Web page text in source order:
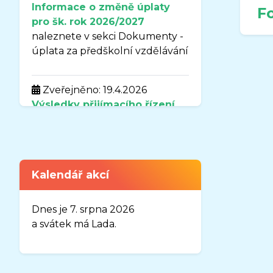
Informace o změně úplaty
pro šk. rok 2026/2027
naleznete v sekci Dokumenty -
úplata za předškolní vzdělávání
Zveřejněno: 19.4.2026
Výsledky přijímacího řízení
Sluníčko v době od 3.8.2026-
31.8.2026
Kalendář akcí
Dnes je 7. srpna 2026
a svátek má Lada.